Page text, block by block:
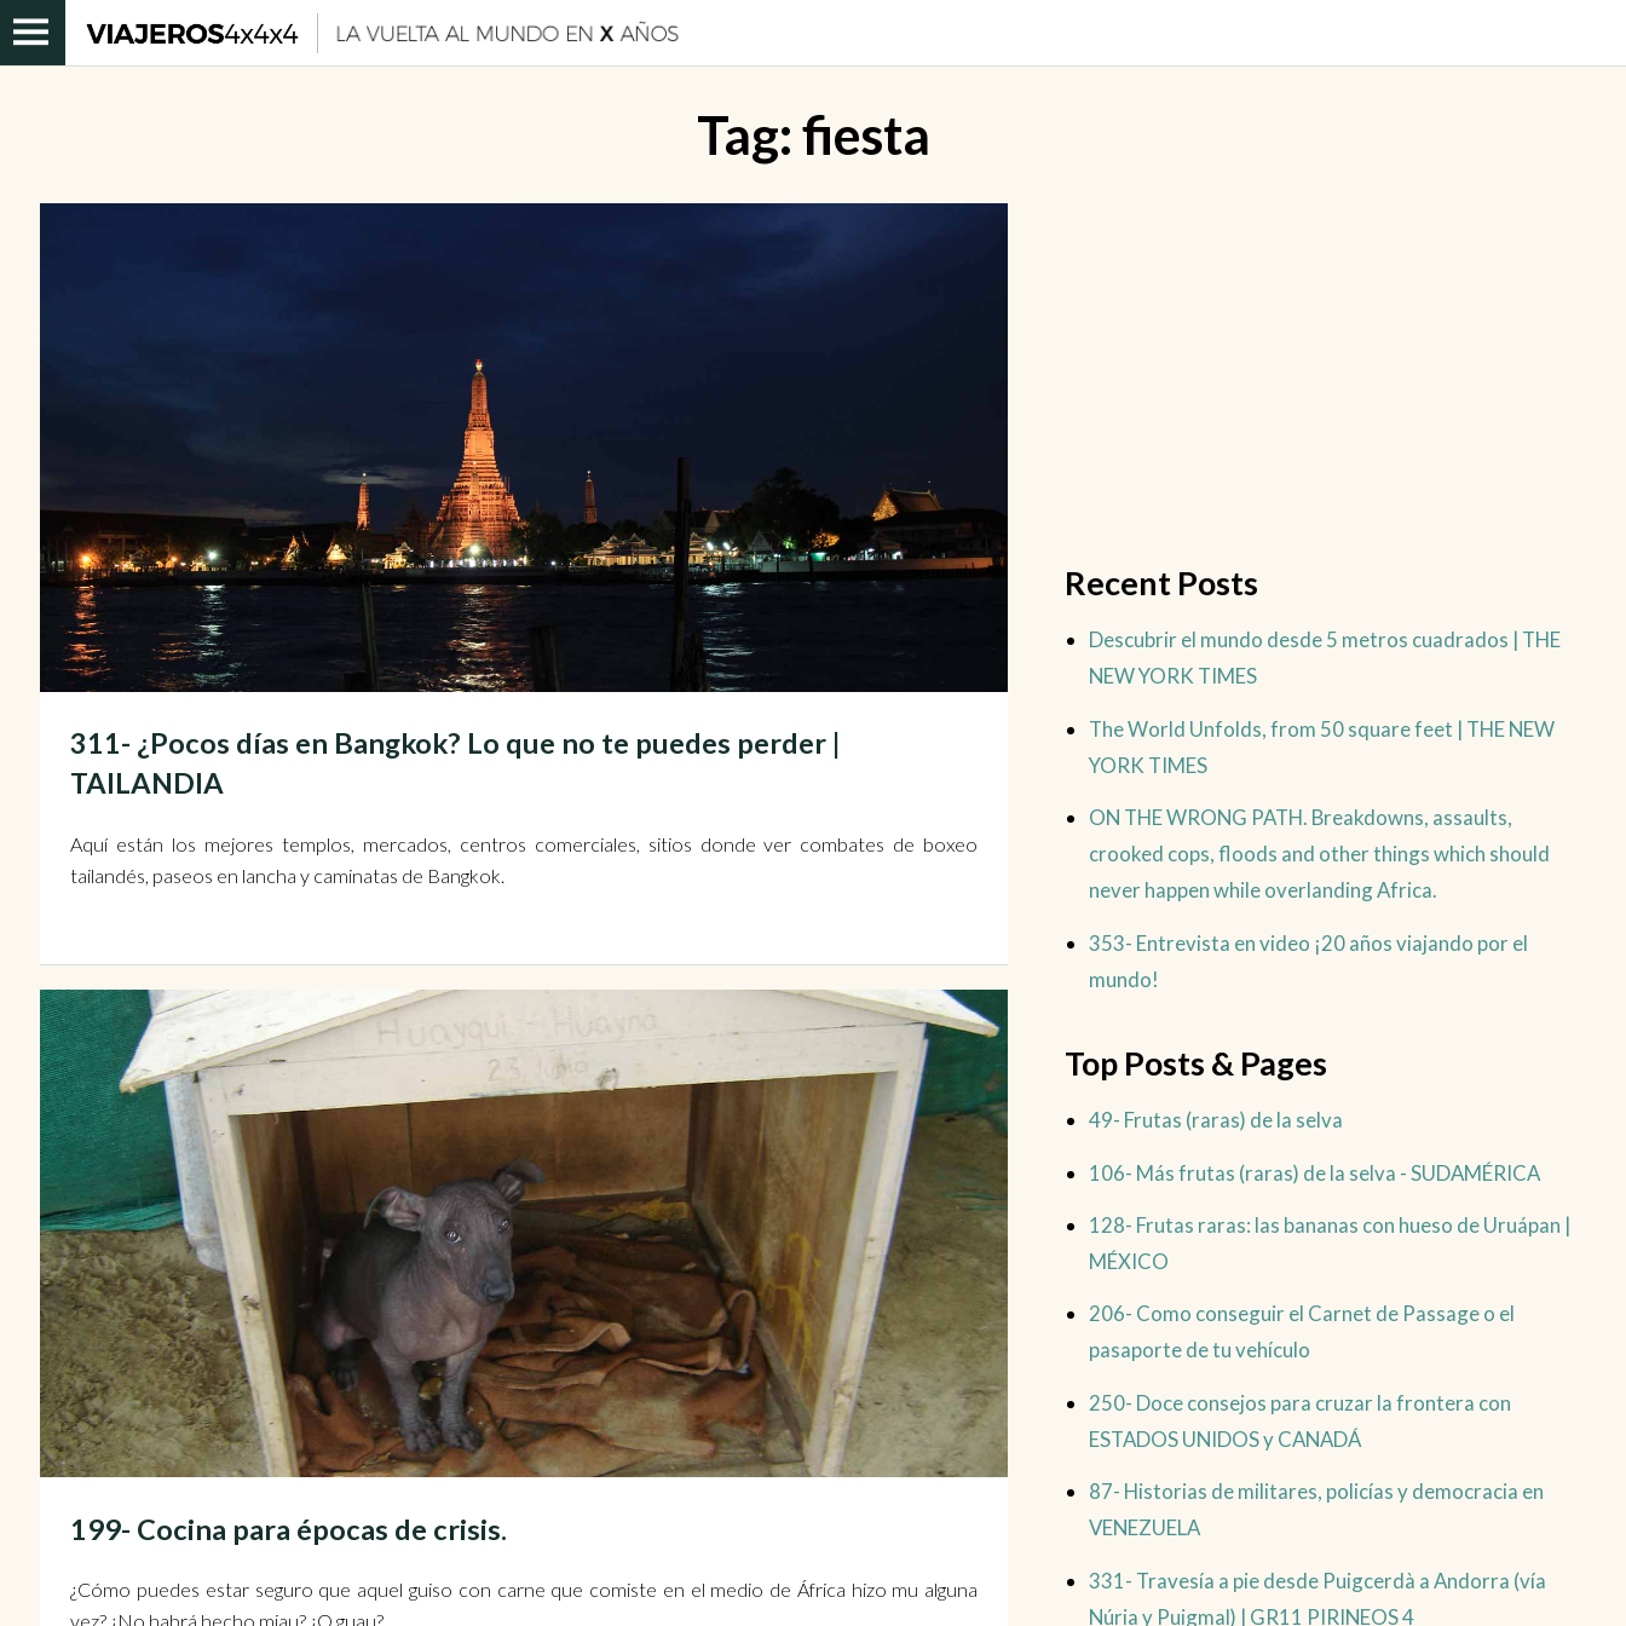
Tag:fiesta
311- ¿Pocos días en Bangkok? Lo que no te puedes perder |
TAILANDIA
Aquí están los mejores templos, mercados, centros comerciales, sitios donde ver combates de boxeo
tailandés, paseos en lancha y caminatas de Bangkok.
199- Cocina para épocas de crisis.
¿Cómo puedes estar seguro que aquel guiso con carne que comiste en el medio de África hizo mu alguna
vez? ¿No habrá hecho miau? ¿O guau?
Recent Posts
Descubrir el mundo desde 5 metros cuadrados | THE
NEW YORK TIMES
The World Unfolds, from 50 square feet | THE NEW
YORK TIMES
ON THE WRONG PATH. Breakdowns, assaults,
crooked cops, floods and other things which should
never happen while overlanding Africa.
353- Entrevista en video ¡20 años viajando por el
mundo!
Top Posts & Pages
49- Frutas (raras) de la selva
106- Más frutas (raras) de la selva - SUDAMÉRICA
128- Frutas raras: las bananas con hueso de Uruápan |
MÉXICO
206- Como conseguir el Carnet de Passage o el
pasaporte de tu vehículo
250- Doce consejos para cruzar la frontera con
ESTADOS UNIDOS y CANADÁ
87- Historias de militares, policías y democracia en
VENEZUELA
331- Travesía a pie desde Puigcerdà a Andorra (vía
Núria y Puigmal) | GR11 PIRINEOS 4